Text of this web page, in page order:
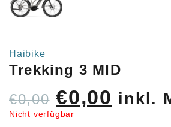
Haibike
Trekking 3 MID
€0,00
Preis
€0,00
Preis
inkl.
Nicht verfügbar